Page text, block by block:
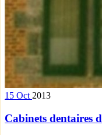
15 Oct 2013
Cabinets dentaires